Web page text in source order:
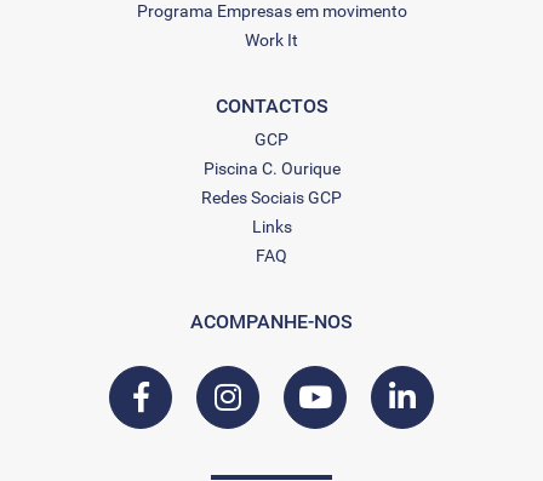
Programa Empresas em movimento
Work It
CONTACTOS
GCP
Piscina C. Ourique
Redes Sociais GCP
Links
FAQ
ACOMPANHE-NOS